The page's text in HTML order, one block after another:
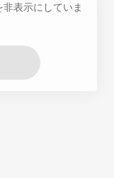
表示にしていま